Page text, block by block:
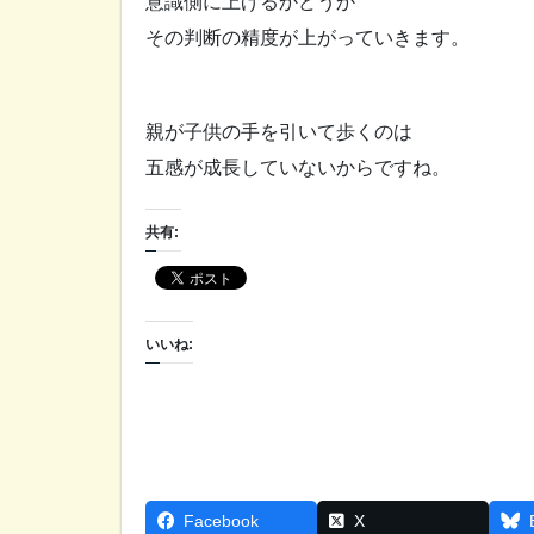
その判断の精度が上がっていきます。
親が子供の手を引いて歩くのは
五感が成長していないからですね。
共有:
いいね:
Facebook X